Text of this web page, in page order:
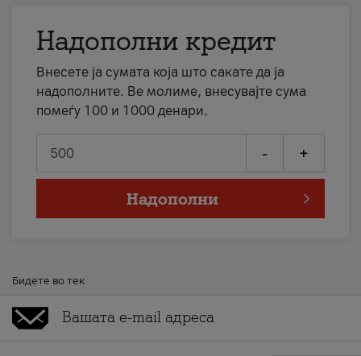
Надополни кредит
Внесете ја сумата која што сакате да ја
надополните. Ве молиме, внесувајте сума
помеѓу 100 и 1000 денари.
- +
Надополни
Бидете во тек